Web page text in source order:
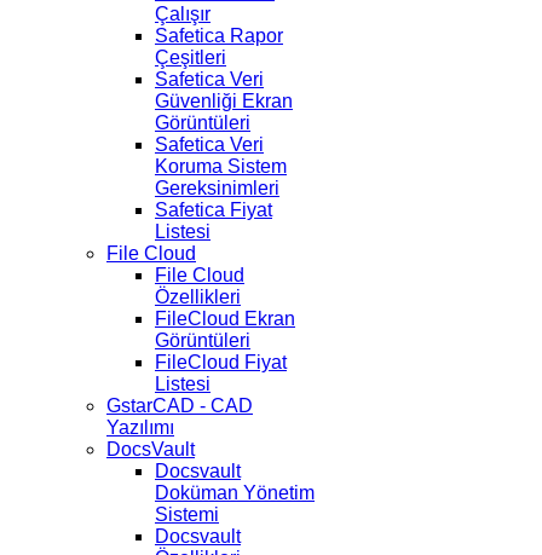
Çalışır
Safetica Rapor
Çeşitleri
Safetica Veri
Güvenliği Ekran
Görüntüleri
Safetica Veri
Koruma Sistem
Gereksinimleri
Safetica Fiyat
Listesi
File Cloud
File Cloud
Özellikleri
FileCloud Ekran
Görüntüleri
FileCloud Fiyat
Listesi
GstarCAD - CAD
Yazılımı
DocsVault
Docsvault
Doküman Yönetim
Sistemi
Docsvault